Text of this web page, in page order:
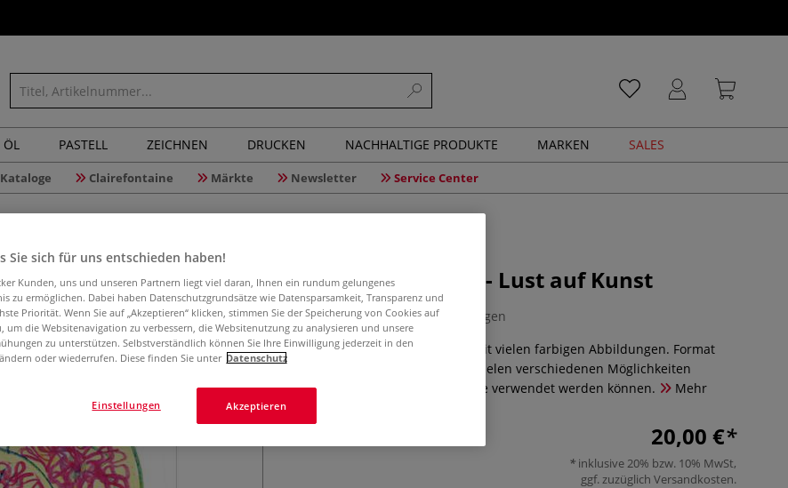
ÖL PASTELL ZEICHNEN DRUCKEN NACHHALTIGE PRODUKTE MARKEN SALES
Kataloge Clairefontaine Märkte Newsletter Service Center
Blei- und Buntstift - Lust auf Kunst
0 Bewertungen
Von Selwyn Leamy. 128 Seiten, mit vielen farbigen Abbildungen. Format
16,8 x 21,6 cm. Hier werden die vielen verschiedenen Möglichkeiten
erkundet, wie Blei- und Buntstifte verwendet werden können.
Mehr
20,00 €
inklusive 20% bzw. 10% MwSt,
ggf. zuzüglich Versandkosten.
Sie sich für uns entschieden haben!
Kunden, uns und unseren Partnern liegt viel daran, Ihnen ein rundum gelungenes
zu ermöglichen. Dabei haben Datenschutzgrundsätze wie Datensparsamkeit, Transparenz und
Priorität. Wenn Sie auf „Akzeptieren“ klicken, stimmen Sie der Speicherung von Cookies auf
um die Websitenavigation zu verbessern, die Websitenutzung zu analysieren und unsere
zu unterstützen. Selbstverständlich können Sie Ihre Einwilligung jederzeit in den
oder wiederrufen. Diese finden Sie unter Datenschutz
Akzeptieren
Einstellungen